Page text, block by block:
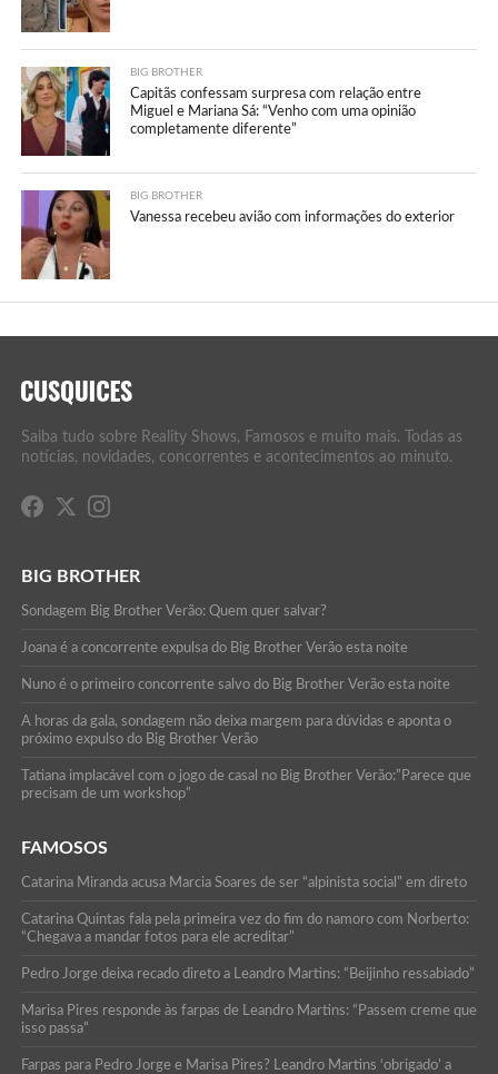
BIG BROTHER
Capitãs confessam surpresa com relação entre
Miguel e Mariana Sá: “Venho com uma opinião
completamente diferente”
BIG BROTHER
Vanessa recebeu avião com informações do exterior
Saiba tudo sobre Reality Shows, Famosos e muito mais. Todas as
notícias, novidades, concorrentes e acontecimentos ao minuto.
BIG BROTHER
Sondagem Big Brother Verão: Quem quer salvar?
Joana é a concorrente expulsa do Big Brother Verão esta noite
Nuno é o primeiro concorrente salvo do Big Brother Verão esta noite
A horas da gala, sondagem não deixa margem para dúvidas e aponta o
próximo expulso do Big Brother Verão
Tatiana implacável com o jogo de casal no Big Brother Verão:”Parece que
precisam de um workshop”
FAMOSOS
Catarina Miranda acusa Marcia Soares de ser “alpinista social” em direto
Catarina Quintas fala pela primeira vez do fim do namoro com Norberto:
“Chegava a mandar fotos para ele acreditar”
Pedro Jorge deixa recado direto a Leandro Martins: “Beijinho ressabiado”
Marisa Pires responde às farpas de Leandro Martins: “Passem creme que
isso passa”
Farpas para Pedro Jorge e Marisa Pires? Leandro Martins ‘obrigado’ a